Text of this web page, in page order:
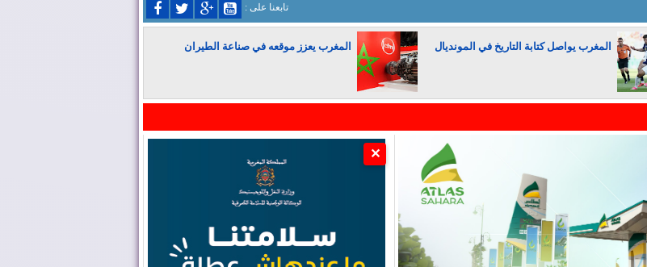
: تابعنا على
المغرب يواصل كتابة التاريخ في المونديال المغرب يعزز موقعه في صناعة الطيران
✕